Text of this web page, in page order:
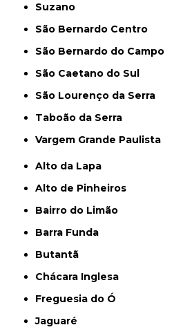
Suzano
São Bernardo Centro
São Bernardo do Campo
São Caetano do Sul
São Lourenço da Serra
Taboão da Serra
Vargem Grande Paulista
Alto da Lapa
Alto de Pinheiros
Bairro do Limão
Barra Funda
Butantã
Chácara Inglesa
Freguesia do Ó
Jaguaré